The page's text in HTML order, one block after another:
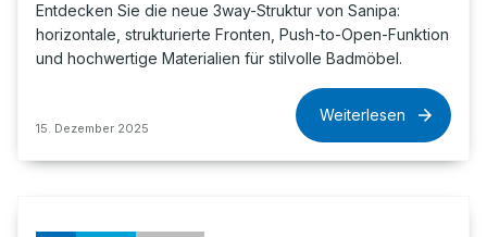
Entdecken Sie die neue 3way-Struktur von Sanipa:
horizontale, strukturierte Fronten, Push-to-Open-Funktion
und hochwertige Materialien für stilvolle Badmöbel.
15. Dezember 2025
Weiterlesen